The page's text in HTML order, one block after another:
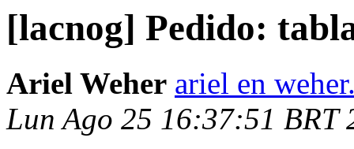
[lacnog] Pedido:
Ariel Weher ariel en
Lun Ago 25 16:37:51 BRT